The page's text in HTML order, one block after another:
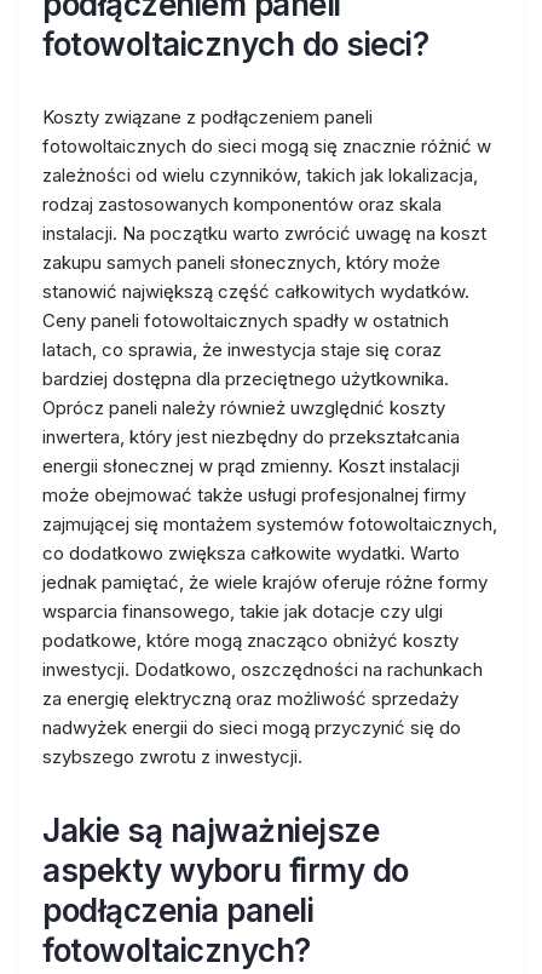
fotowoltaicznych do sieci?
Koszty związane z podłączeniem paneli
fotowoltaicznych do sieci mogą się znacznie różnić w
zależności od wielu czynników, takich jak lokalizacja,
rodzaj zastosowanych komponentów oraz skala
instalacji. Na początku warto zwrócić uwagę na koszt
zakupu samych paneli słonecznych, który może
stanowić największą część całkowitych wydatków.
Ceny paneli fotowoltaicznych spadły w ostatnich
latach, co sprawia, że inwestycja staje się coraz
bardziej dostępna dla przeciętnego użytkownika.
Oprócz paneli należy również uwzględnić koszty
inwertera, który jest niezbędny do przekształcania
energii słonecznej w prąd zmienny. Koszt instalacji
może obejmować także usługi profesjonalnej firmy
zajmującej się montażem systemów fotowoltaicznych,
co dodatkowo zwiększa całkowite wydatki. Warto
jednak pamiętać, że wiele krajów oferuje różne formy
wsparcia finansowego, takie jak dotacje czy ulgi
podatkowe, które mogą znacząco obniżyć koszty
inwestycji. Dodatkowo, oszczędności na rachunkach
za energię elektryczną oraz możliwość sprzedaży
nadwyżek energii do sieci mogą przyczynić się do
szybszego zwrotu z inwestycji.
Jakie są najważniejsze
aspekty wyboru firmy do
podłączenia paneli
fotowoltaicznych?